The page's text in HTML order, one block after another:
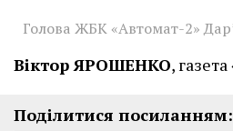
Голова ЖБК «Автомат-2»
Віктор ЯРОШЕНКО,